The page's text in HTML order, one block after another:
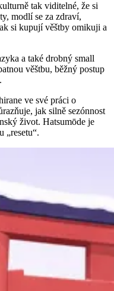
tak viditelné, že si
modlí se za zdraví,
si kupují věštby omikuji a
a také drobný small
věštbu, běžný postup
ve své práci o
jak silně sezónnost
život. Hatsumōde je
„resetu“.